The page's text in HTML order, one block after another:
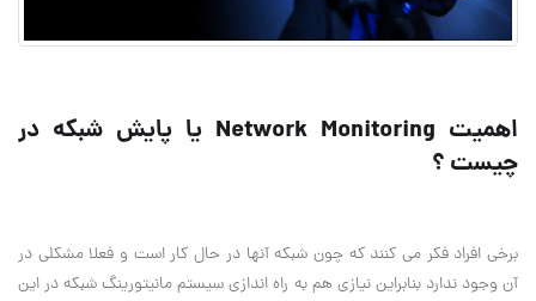
اهمیت Network Monitoring یا پایش شبکه در
چیست ؟
برخی افراد فکر می کنند که چون شبکه آنها در حال کار است و فعلا مشکلی در
آن وجود ندارد بنابراین نیازی هم به راه اندازی سیستم مانیتورینگ شبکه در این